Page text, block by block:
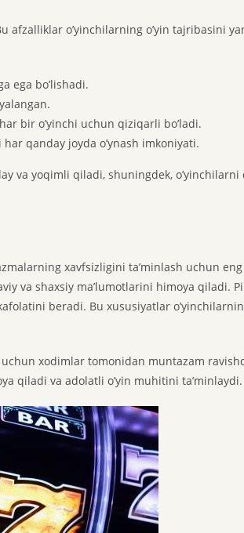
afzalliklar o’yinchilarning o’yin tajribasini
ega bo’lishadi.
bir o’yinchi uchun qiziqarli bo’ladi.
qanday joyda o’ynash imkoniyati.
va yoqimli qiladi, shuningdek, o’yinchilarni
xavfsizligini ta’minlash uchun
va shaxsiy ma’lumotlarini himoya qiladi.
beradi. Bu xususiyatlar
xodimlar tomonidan muntazam
qiladi va adolatli o’yin muhitini ta’minlaydi.